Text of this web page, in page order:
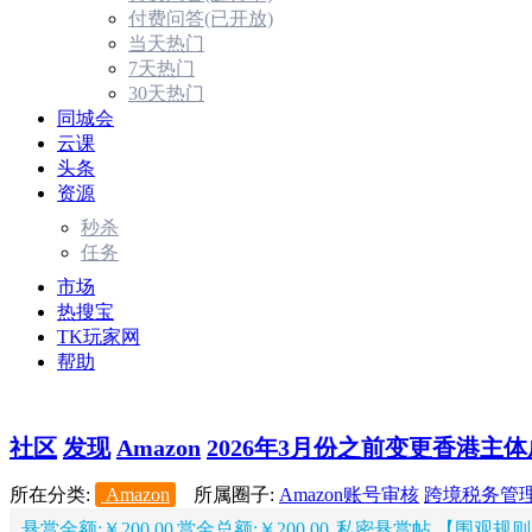
付费问答(已开放)
当天热门
7天热门
30天热门
同城会
云课
头条
资源
秒杀
任务
市场
热搜宝
TK玩家网
帮助
社区 发现 Amazon 2026年3月份之前变更香港主
所在分类: Amazon 所属圈子: Amazon账号审核 跨境税务管